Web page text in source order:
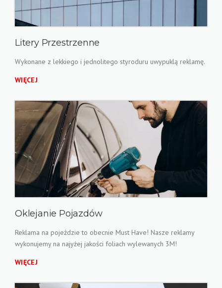
Litery Przestrzenne
Wykonane z lekkiego i jednolitego styroduru uwypuklą reklamę.
WIĘCEJ
Oklejanie Pojazdów
Reklama na pojeździe to obecnie Must Have! Nasze reklamy
wykonujemy na najyżej jakości foliach wylewanych 3M!
WIĘCEJ